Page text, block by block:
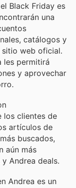
Black Friday es
una
catálogos y
web oficial.
les permitirá
y aprovechar
los clientes de
artículos de
buscados,
aún más
Andrea deals.
Andrea es un